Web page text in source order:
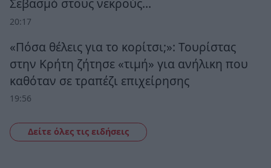
Σεβασμό στους νεκρούς…
20:17
«Πόσα θέλεις για το κορίτσι;»: Τουρίστας
στην Κρήτη ζήτησε «τιμή» για ανήλικη που
καθόταν σε τραπέζι επιχείρησης
19:56
Δείτε όλες τις ειδήσεις